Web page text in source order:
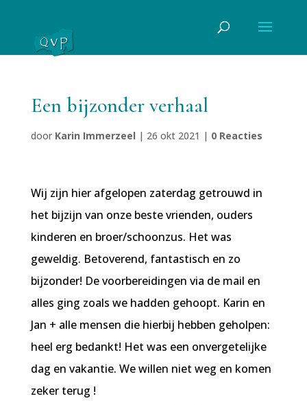
Een bijzonder verhaal
door Karin Immerzeel | 26 okt 2021 | 0 Reacties
Wij zijn hier afgelopen zaterdag getrouwd in
het bijzijn van onze beste vrienden, ouders
kinderen en broer/schoonzus. Het was
geweldig. Betoverend, fantastisch en zo
bijzonder! De voorbereidingen via de mail en
alles ging zoals we hadden gehoopt. Karin en
Jan + alle mensen die hierbij hebben geholpen:
heel erg bedankt! Het was een onvergetelijke
dag en vakantie. We willen niet weg en komen
zeker terug !